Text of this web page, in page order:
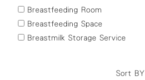
Breastfeeding Room
Breastfeeding Space
Breastmilk Storage Service
Sort BY